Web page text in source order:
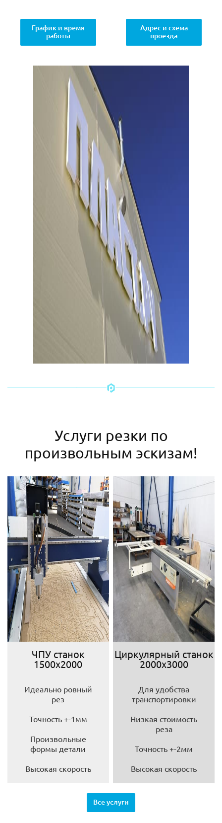
График и время
работы
Адрес и схема
проезда
Услуги резки по
произвольным эскизам!
ЧПУ станок
1500х2000
Идеально ровный
рез
Точность +-1мм
Произвольные
формы детали
Высокая скорость
Циркулярный станок
2000х3000
Для удобства
транспортировки
Низкая стоимость
реза
Точность +-2мм
Высокая скорость
Все услуги